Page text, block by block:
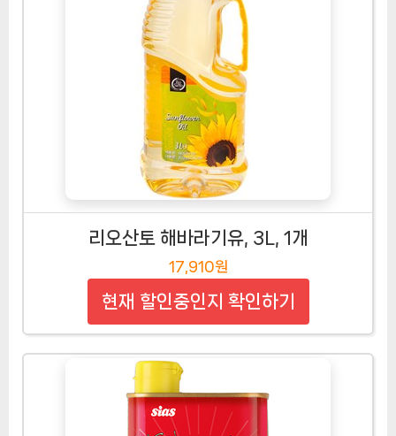
리오산토 해바라기유, 3L, 1개
17,910원
현재 할인중인지 확인하기